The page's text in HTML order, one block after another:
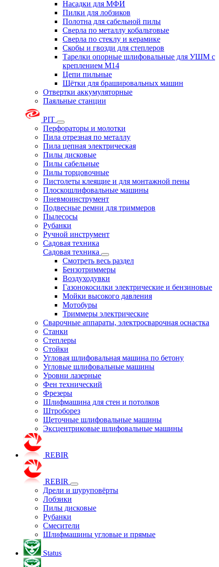
Насадки для МФИ
Пилки для лобзиков
Полотна для сабельной пилы
Сверла по металлу кобальтовые
Сверла по стеклу и керамике
Скобы и гвозди для степлеров
Тарелки опорные шлифовальные для УШМ с
креплением М14
Цепи пильные
Щётки для брашировальных машин
Отвертки аккумуляторные
Паяльные станции
PIT
Перфораторы и молотки
Пила отрезная по металлу
Пила цепная электрическая
Пилы дисковые
Пилы сабельные
Пилы торцовочные
Пистолеты клеящие и для монтажной пены
Плоскошлифовальные машины
Пневмоинструмент
Подвесные ремни для триммеров
Пылесосы
Рубанки
Ручной инструмент
Садовая техника
Садовая техника
Смотреть весь раздел
Бензотриммеры
Воздуходувки
Газонокосилки электрические и бензиновые
Мойки высокого давления
Мотобуры
Триммеры электрические
Сварочные аппараты, электросварочная оснастка
Станки
Степлеры
Стойки
Угловая шлифовальная машина по бетону
Угловые шлифовальные машины
Уровни лазерные
Фен технический
Фрезеры
Шлифмашина для стен и потолков
Штроборез
Щеточные шлифовальные машины
Эксцентриковые шлифовальные машины
REBIR
REBIR
Дрели и шуруповёрты
Лобзики
Пилы дисковые
Рубанки
Смесители
Шлифмашины угловые и прямые
Status